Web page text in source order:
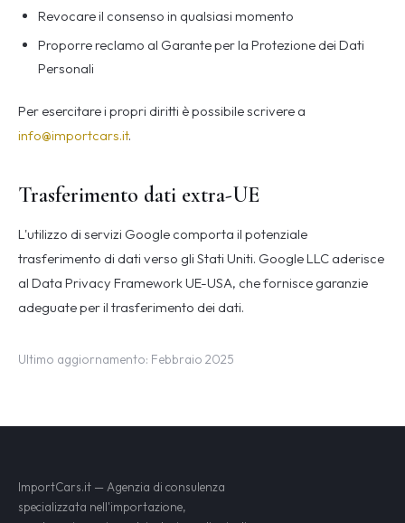
Revocare il consenso in qualsiasi momento
Proporre reclamo al Garante per la Protezione dei Dati
Personali
Per esercitare i propri diritti è possibile scrivere a
info@importcars.it.
Trasferimento dati extra-UE
L'utilizzo di servizi Google comporta il potenziale
trasferimento di dati verso gli Stati Uniti. Google LLC aderisce
al Data Privacy Framework UE-USA, che fornisce garanzie
adeguate per il trasferimento dei dati.
Ultimo aggiornamento: Febbraio 2025
ImportCars.it — Agenzia di consulenza
specializzata nell'importazione,